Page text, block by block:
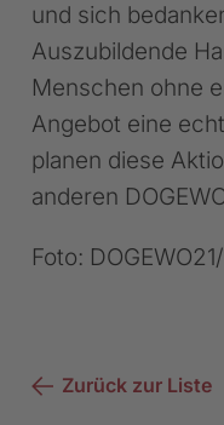
und sich
Auszubildende
Menschen ohne
Angebot eine
planen diese
anderen
Foto:
Zurück zur Liste